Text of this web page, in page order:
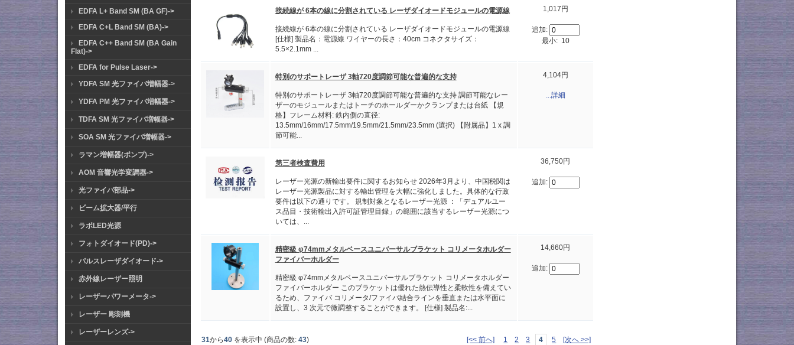
EDFA L+ Band SM (BA GF)->
EDFA C+L Band SM (BA)->
EDFA C++ Band SM (BA Gain
Flat)->
EDFA for Pulse Laser->
YDFA SM 光ファイバ増幅器->
YDFA PM 光ファイバ増幅器->
TDFA SM 光ファイバ増幅器->
SOA SM 光ファイバ増幅器->
ラマン増幅器(ポンプ)->
AOM 音響光学変調器->
光ファイバ部品->
ビーム拡大器/平行
ラボLED光源
フォトダイオード(PD)->
パルスレーザダイオード->
赤外線レーザー照明
レーザーパワーメータ->
レーザー 彫刻機
レーザーレンズ->
接続線が 6本の線に分割されている レーザダイオードモジュールの電源線
接続線が 6本の線に分割されている レーザダイオードモジュールの電源線
[仕様] 製品名：電源線 ワイヤーの長さ：40cm コネクタサイズ：
5.5×2.1mm ...
1,017円
追加:
最小: 10
特別のサポートレーザ 3軸720度調節可能な普遍的な支持
特別のサポートレーザ 3軸720度調節可能な普遍的な支持 調節可能なレー
ザーのモジュールまたはトーチのホールダーかクランプまたは台紙 【規
格】フレーム材料: 鉄内側の直径:
13.5mm/16mm/17.5mm/19.5mm/21.5mm/23.5mm (選択) 【附属品】1 x 調
節可能...
4,104円
...詳細
第三者検査費用
レーザー光源の新輸出要件に関するお知らせ 2026年3月より、中国税関は
レーザー光源製品に対する輸出管理を大幅に強化しました。具体的な行政
要件は以下の通りです。 規制対象となるレーザー光源 ：「デュアルユー
ス品目・技術輸出入許可証管理目録」の範囲に該当するレーザー光源につ
いては、...
36,750円
追加:
精密級 φ74mmメタルベースユニバーサルブラケット コリメータホルダー
ファイバーホルダー
精密級 φ74mmメタルベースユニバーサルブラケット コリメータホルダー
ファイバーホルダー このブラケットは優れた熱伝導性と柔軟性を備えてい
るため、ファイバ コリメータ/ファイバ結合ラインを垂直または水平面に
設置し、3 次元で微調整することができます。 [仕様] 製品名:...
14,660円
追加:
31から40を表示中 (商品の数: 43) [<< 前へ] 1 2 3 4 5 [次へ >>]